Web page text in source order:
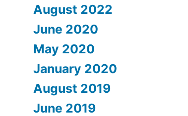
August 2022
June 2020
May 2020
January 2020
August 2019
June 2019